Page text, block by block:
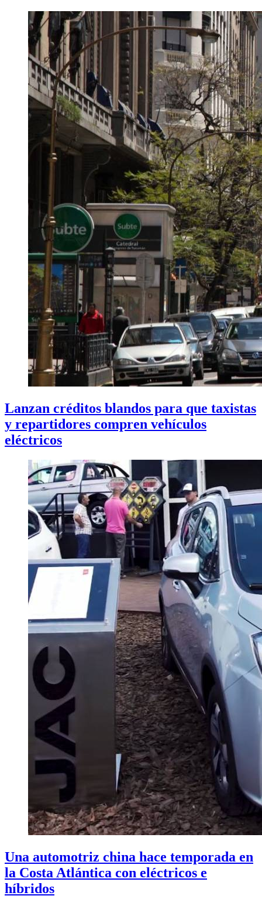
Lanzan créditos blandos para que taxistas
y repartidores compren vehículos
eléctricos
Una automotriz china hace temporada en
la Costa Atlántica con eléctricos e
híbridos